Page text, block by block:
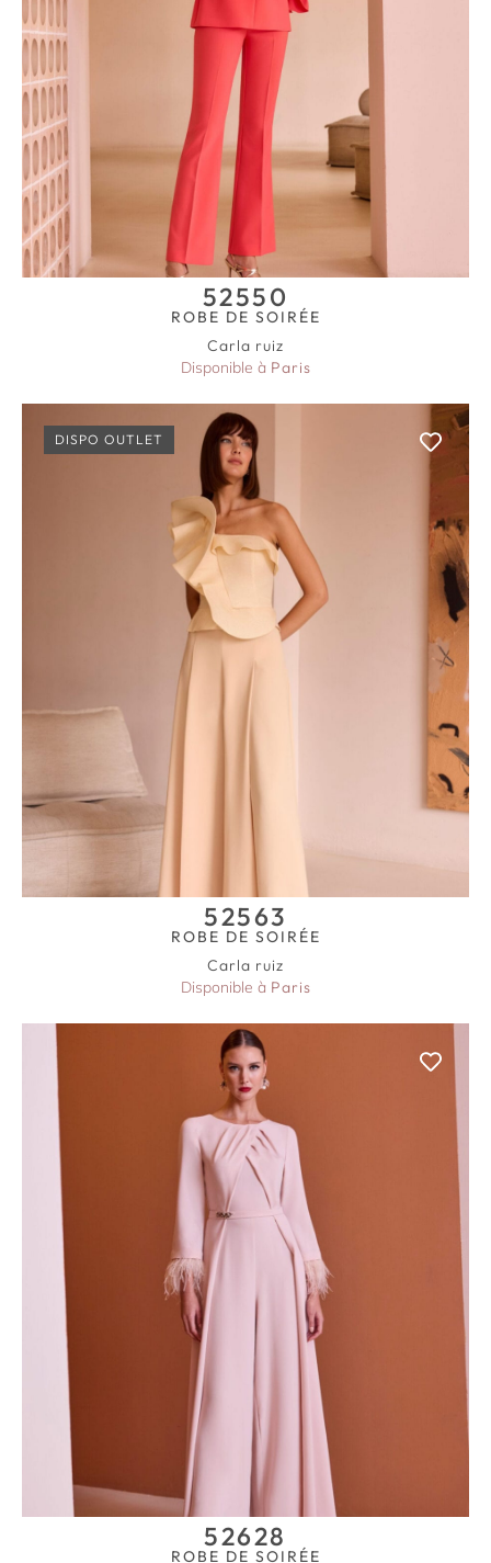
52550
ROBE DE SOIRÉE
Carla ruiz
Disponible à Paris
DISPO OUTLET
52563
ROBE DE SOIRÉE
Carla ruiz
Disponible à Paris
52628
ROBE DE SOIRÉE